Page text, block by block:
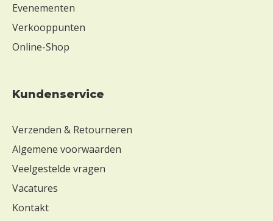
Evenementen
Verkooppunten
Online-Shop
Kundenservice
Verzenden & Retourneren
Algemene voorwaarden
Veelgestelde vragen
Vacatures
Kontakt